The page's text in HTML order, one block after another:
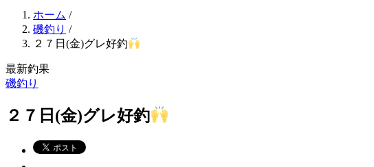
ホーム /
磯釣り /
２７日(金)グレ好釣
最新釣果
磯釣り
２７日(金)グレ好釣